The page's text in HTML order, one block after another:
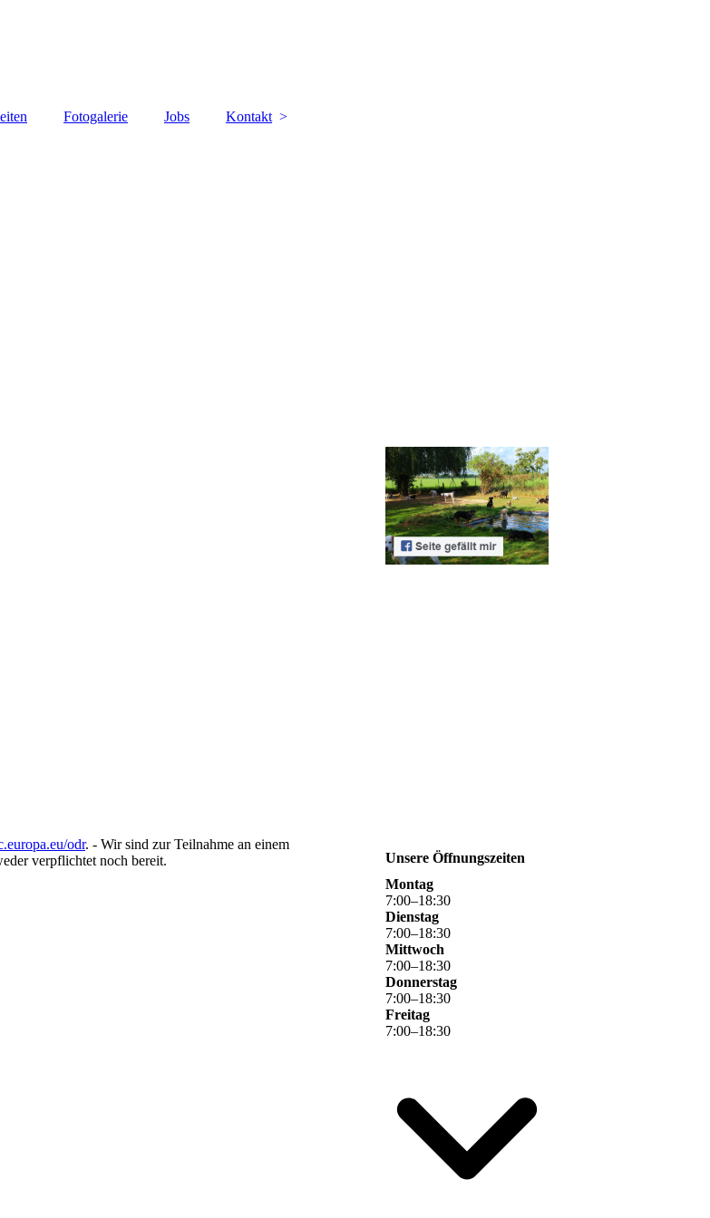
Fotogalerie Jobs Kontakt
odr. - Wir sind zur Teilnahme an einem
verpflichtet noch bereit.
Unsere Öffnungszeiten
Montag
7:00–18:30
Dienstag
7:00–18:30
Mittwoch
7:00–18:30
Donnerstag
7:00–18:30
Freitag
7:00–18:30